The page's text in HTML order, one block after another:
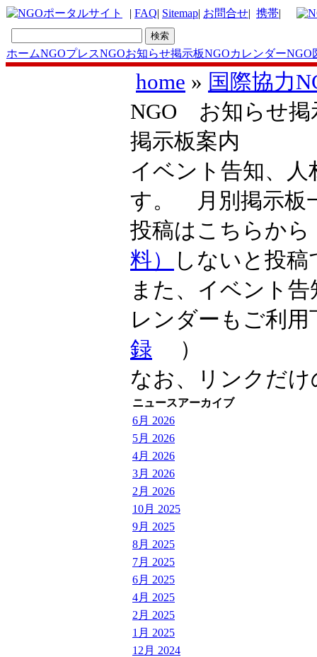
| FAQ| Sitemap| お問合せ| 携帯|
ホームNGOプレスNGOお知らせ掲示板NGOカレンダーNGO
home » 国際協力
NGO お知らせ掲
掲示板案内
イベント告知、
す。 月別掲示
投稿はこちらか
料）
しないと投
また、イベント
レンダーもご利
録 ）
なお、リンクだ
ニュースアーカイブ
6月 2026
5月 2026
4月 2026
3月 2026
2月 2026
10月 2025
9月 2025
8月 2025
7月 2025
6月 2025
4月 2025
2月 2025
1月 2025
12月 2024